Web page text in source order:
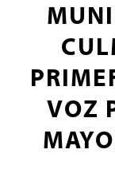
VOZ